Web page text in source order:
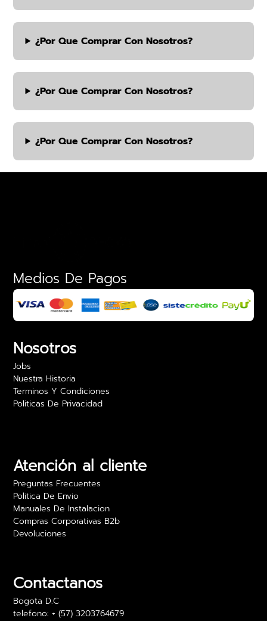
¿por Que Comprar Con Nosotros?
¿por Que Comprar Con Nosotros?
¿por Que Comprar Con Nosotros?
Medios De Pagos
Nosotros
Jobs
Nuestra Historia
Terminos Y Condiciones
Politicas De Privacidad
Atención al cliente
Preguntas Frecuentes
Politica De Envio
Manuales De Instalacion
Compras Corporativas B2b
Devoluciones
Contactanos
Bogota D.C
telefono: + (57) 3203764679